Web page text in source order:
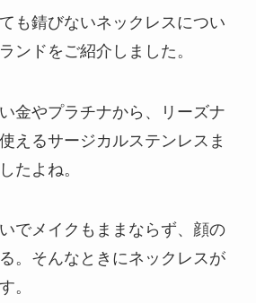
も錆びないネックレスについ
ンドをご紹介しました。
金やプラチナから、リーズナ
えるサージカルステンレスま
たよね。
でメイクもままならず、顔の
。そんなときにネックレスが
。